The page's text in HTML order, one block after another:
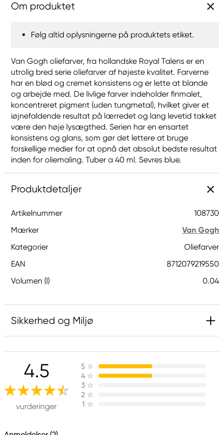
Om produktet
Følg altid oplysningerne på produktets etiket.
Van Gogh oliefarver, fra hollandske Royal Talens er en
utrolig bred serie oliefarver af højeste kvalitet. Farverne
har en blød og cremet konsistens og er lette at blande
og arbejde med. De livlige farver indeholder finmalet,
koncentreret pigment (uden tungmetal), hvilket giver et
iøjnefaldende resultat på lærredet og lang levetid takket
være den høje lysægthed. Serien har en ensartet
konsistens og glans, som gør det lettere at bruge
forskellige medier for at opnå det absolut bedste resultat
inden for oliemaling. Tuber a 40 ml. Sevres blue.
Produktdetaljer
Artikelnummer
108730
Mærker
Van Gogh
Kategorier
Oliefarver
EAN
8712079219550
Volumen (l)
0.04
Sikkerhed og Miljø
Ansvarlig EU
Van Gogh
Royal Talens Netherlands
Sophialaan 46
7311 PD Apeldoorn, Netherlands
4.5
vurderinger
5 ☆
4 ☆
3 ☆
2 ☆
1 ☆